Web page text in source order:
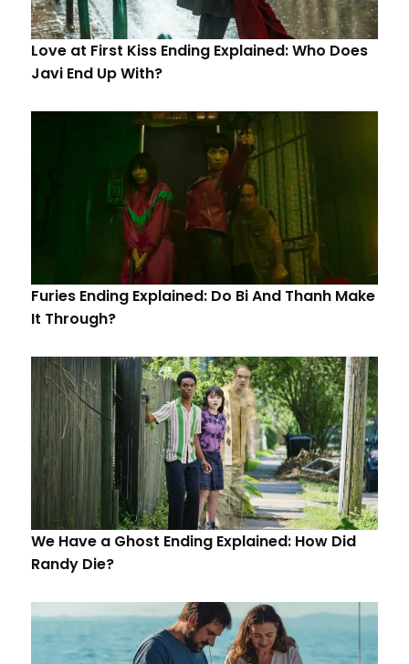
Love at First Kiss Ending Explained: Who Does
Javi End Up With?
Furies Ending Explained: Do Bi And Thanh Make
It Through?
We Have a Ghost Ending Explained: How Did
Randy Die?